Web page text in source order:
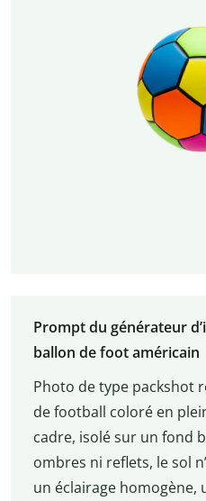
Prompt du générateur
ballon de foot américain
Photo de type packshot
de football coloré en
cadre, isolé sur un fond
ombres ni reflets, le sol
un éclairage homogène,